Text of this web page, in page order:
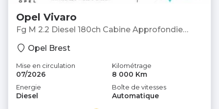
Opel Vivaro
Fg M 2.2 Diesel 180ch Cabine Approfondie
Fourgon
Opel Brest
Mise en circulation
07/2026
Kilométrage
8 000 Km
Energie
Diesel
Boîte de vitesses
Automatique